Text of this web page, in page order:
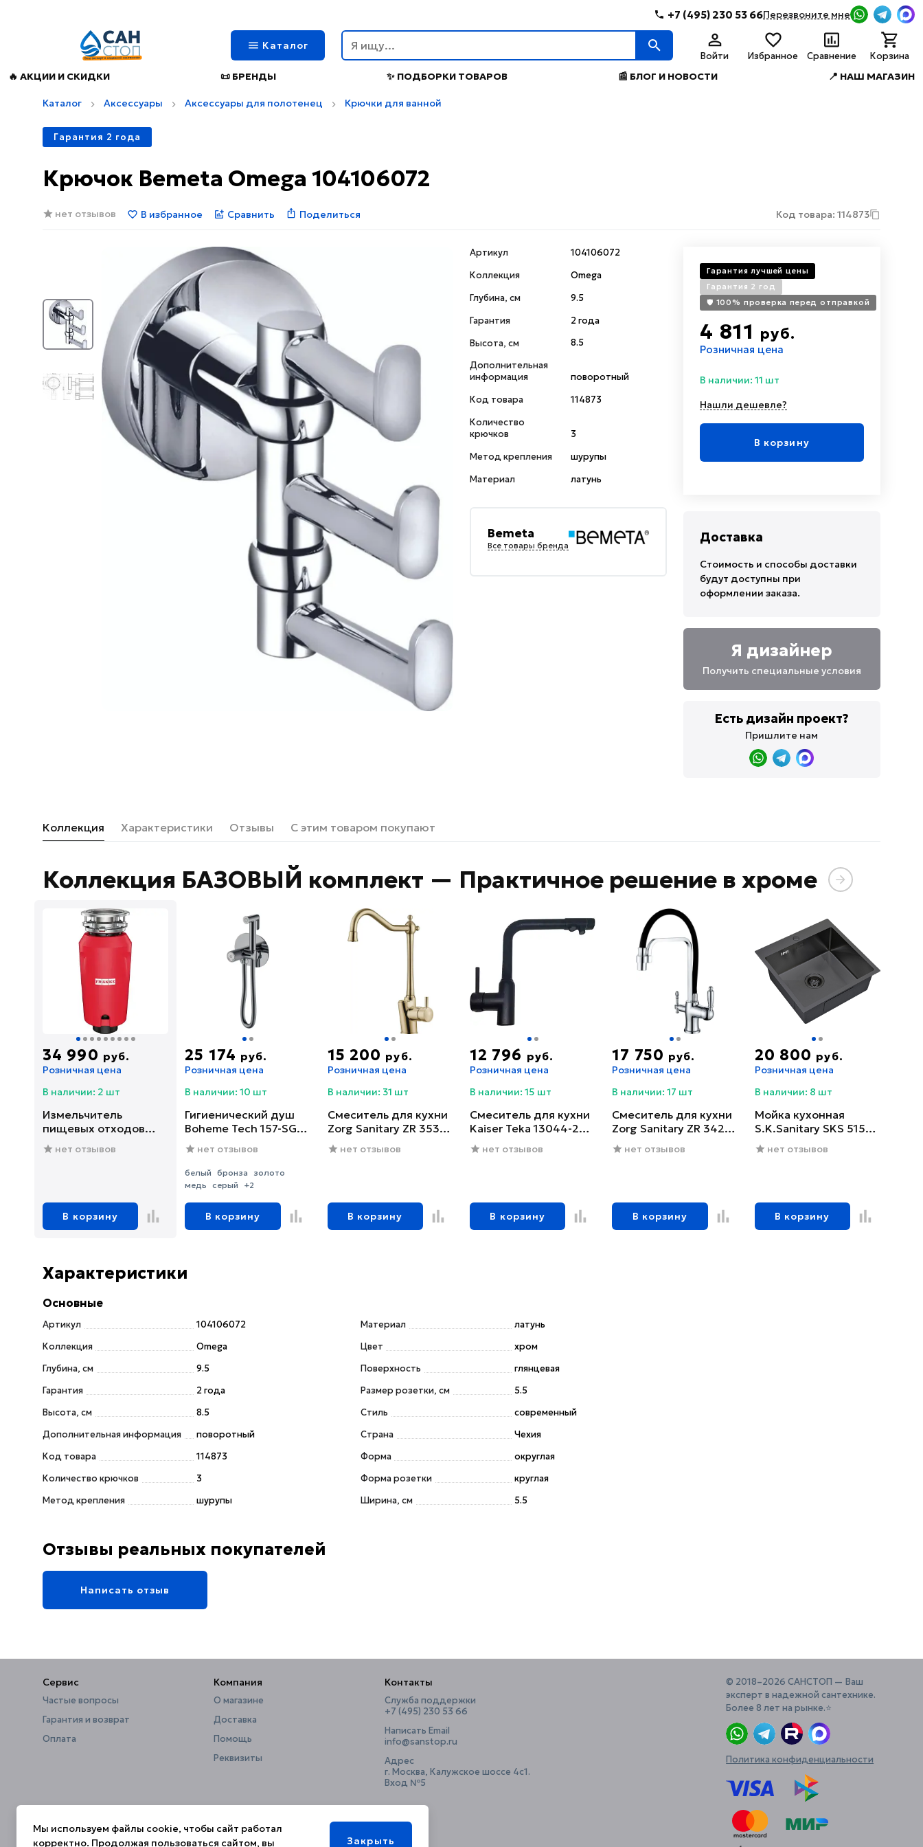
+7 (495) 230 53 66Перезвоните мне
Каталог
Войти Избранное Сравнение Корзина
🔥 АКЦИИ И СКИДКИ 📜 БРЕНДЫ ✨ ПОДБОРКИ ТОВАРОВ 📰 БЛОГ И НОВОСТИ 📍 НАШ МАГАЗИН
Каталог Аксессуары Аксессуары для полотенец Крючки для ванной
Гарантия 2 года
Крючок Bemeta Omega 104106072
нет отзывов В избранное Сравнить Поделиться Код товара: 114873
Артикул
104106072
Коллекция
Omega
Глубина, см
9.5
Гарантия
2 года
Высота, см
8.5
Дополнительная
информация
поворотный
Код товара
114873
Количество
крючков
3
Метод крепления
шурупы
Материал
латунь
Bemeta
Все товары бренда
Гарантия лучшей цены
Гарантия 2 год
🛡️ 100% проверка перед отправкой
4 811 руб.
Розничная цена
В наличии: 11 шт
Нашли дешевле?
В корзину
Доставка
Стоимость и способы доставки
будут доступны при
оформлении заказа.
Я дизайнер
Получить специальные условия
Есть дизайн проект?
Пришлите нам
Коллекция Характеристики Отзывы С этим товаром покупают
Коллекция БАЗОВЫЙ комплект — Практичное решение в хроме
34 990 руб.
Розничная цена
В наличии: 2 шт
Измельчитель
пищевых отходов
Franke SLIM 75
(134.0715.096)
нет отзывов
В корзину
25 174 руб.
Розничная цена
В наличии: 10 шт
Гигиенический душ
Boheme Tech 157-SGM
со смесителем, С
ВНУТРЕННЕЙ
ЧАСТЬЮ, shine gun
metal
нет отзывов
белый бронза
золото
медь
серый +2
В корзину
15 200 руб.
Розничная цена
В наличии: 31 шт
Смеситель для кухни
Zorg Sanitary ZR 353
YF-BRнет отзывов
В корзину
12 796 руб.
Розничная цена
В наличии: 15 шт
Смеситель для кухни
Kaiser Teka 13044-2
черный глянцевый
нет отзывов
В корзину
17 750 руб.
Розничная цена
В наличии: 17 шт
Смеситель для кухни
Zorg Sanitary ZR 342-6
YF нет отзывов
В корзину
20 800 руб.
Розничная цена
В наличии: 8 шт
Мойка кухонная
S.K.Sanitary SKS 5151
GRAFIT с сифоном
нет отзывов
В корзину
Характеристики
Основные
Артикул
104106072
Коллекция
Omega
Глубина, см
9.5
Гарантия
2 года
Высота, см
8.5
Дополнительная информация
поворотный
Код товара
114873
Количество крючков
3
Метод крепления
шурупы
Материал
латунь
Цвет
хром
Поверхность
глянцевая
Размер розетки, см
5.5
Стиль
современный
Страна
Чехия
Форма
округлая
Форма розетки
круглая
Ширина, см
5.5
Отзывы реальных покупателей
Написать отзыв
Сервис
Частые вопросы
Гарантия и возврат
Оплата
Компания
О магазине
Доставка
Помощь
Реквизиты
Контакты
Служба поддержки
+7 (495) 230 53 66
Написать Email
info@sanstop.ru
Адрес
г. Москва, Калужское шоссе 4с1.
Вход №5
© 2018–2026 САНСТОП — Ваш
эксперт в надежной сантехнике.
Более 8 лет на рынке.⭐️
Политика конфиденциальности
Мы используем файлы cookie, чтобы сайт работал
корректно. Продолжая пользоваться сайтом, вы
Закрыть